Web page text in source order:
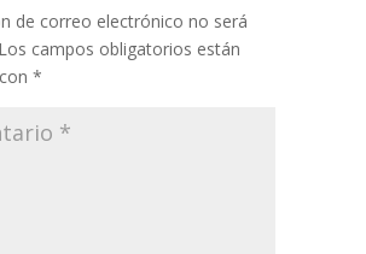
de correo electrónico no será
Los campos obligatorios están
*